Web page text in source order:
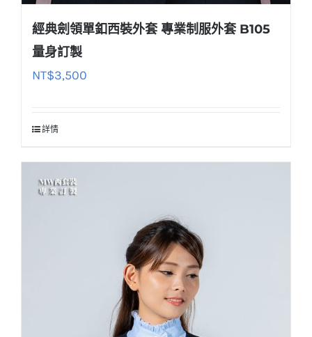
經典劍領單釦西裝外套 專業制服外套 B105
量身訂製
NT$3,500
詳情